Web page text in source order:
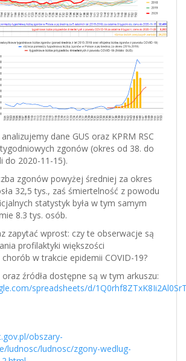
dane GUS oraz KPRM RSC
zgonów (okres od 38. do
do 2020-11-15).
zgonów powyżej średniej za okres
32,5 tys., zaś śmiertelność z powodu
statystyk była w tym samym
8.3 tys. osób.
zapytać wprost: czy te obserwacje są
profilaktyki większości
w trakcie epidemii COVID-19?
źródła dostępne są w tym arkuszu:
spreadsheets/d/
obszary-
ludnosc/ludnosc/zgony-wedlug-